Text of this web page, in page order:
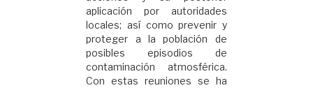
aplicación por autoridades
locales; así como prevenir y
proteger a la población de
posibles episodios de
contaminación atmosférica.
Con estas reuniones se ha